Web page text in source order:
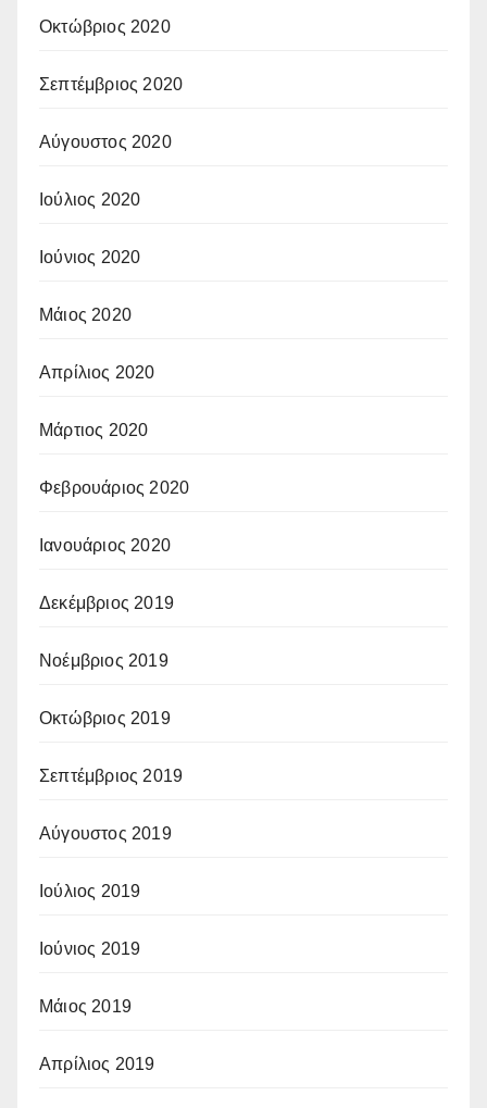
Οκτώβριος 2020
Σεπτέμβριος 2020
Αύγουστος 2020
Ιούλιος 2020
Ιούνιος 2020
Μάιος 2020
Απρίλιος 2020
Μάρτιος 2020
Φεβρουάριος 2020
Ιανουάριος 2020
Δεκέμβριος 2019
Νοέμβριος 2019
Οκτώβριος 2019
Σεπτέμβριος 2019
Αύγουστος 2019
Ιούλιος 2019
Ιούνιος 2019
Μάιος 2019
Απρίλιος 2019